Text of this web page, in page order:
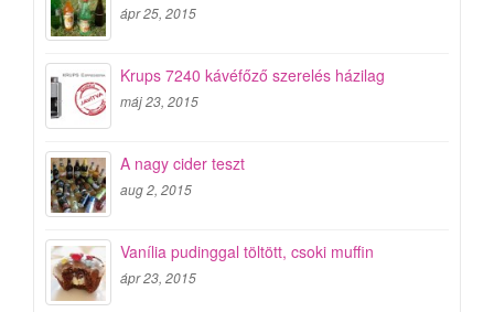
ápr 25, 2015
Krups 7240 kávéfőző szerelés házilag
máj 23, 2015
A nagy cider teszt
aug 2, 2015
Vanília pudinggal töltött, csoki muffin
ápr 23, 2015